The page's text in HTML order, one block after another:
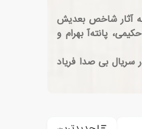
اثر نسبت به آثار شاخص بعدیش
پانته‌آ بهرام و
در سریال بی صدا فریاد